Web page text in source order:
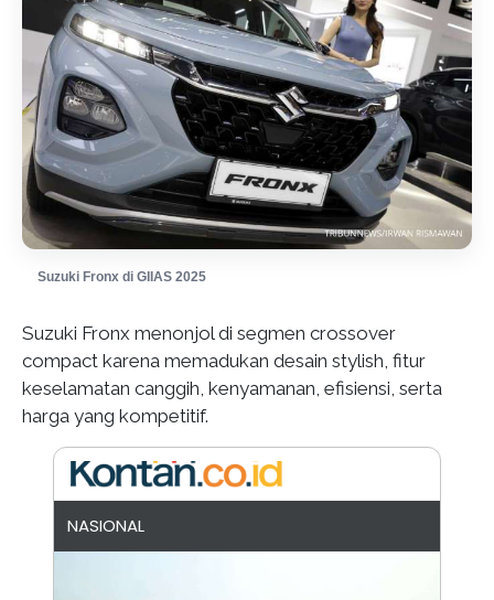
Suzuki Fronx di GIIAS 2025
Suzuki Fronx menonjol di segmen crossover
compact karena memadukan desain stylish, fitur
keselamatan canggih, kenyamanan, efisiensi, serta
harga yang kompetitif.
NASIONAL